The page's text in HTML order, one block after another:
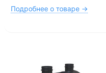
Подробнее о товаре →